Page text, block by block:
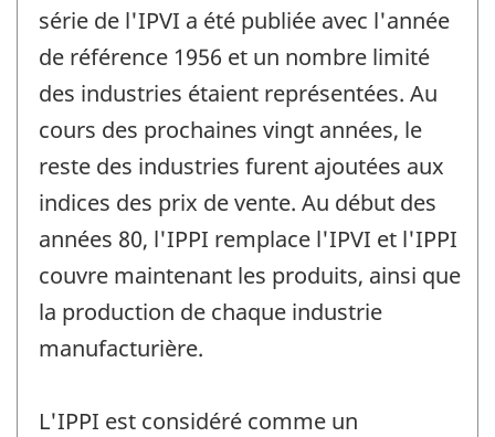
série de l'IPVI a été publiée avec l'année
de référence 1956 et un nombre limité
des industries étaient représentées. Au
cours des prochaines vingt années, le
reste des industries furent ajoutées aux
indices des prix de vente. Au début des
années 80, l'IPPI remplace l'IPVI et l'IPPI
couvre maintenant les produits, ainsi que
la production de chaque industrie
manufacturière.
L'IPPI est considéré comme un